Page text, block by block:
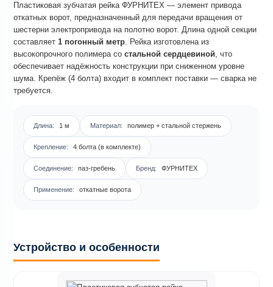
Пластиковая зубчатая рейка ФУРНИТЕХ — элемент привода
откатных ворот, предназначенный для передачи вращения от
шестерни электропривода на полотно ворот. Длина одной секции
составляет 1 погонный метр. Рейка изготовлена из
высокопрочного полимера со стальной сердцевиной, что
обеспечивает надёжность конструкции при сниженном уровне
шума. Крепёж (4 болта) входит в комплект поставки — сварка не
требуется.
Длина: 1 м Материал: полимер + стальной стержень
Крепление: 4 болта (в комплекте)
Соединение: паз-гребень Бренд: ФУРНИТЕХ
Применение: откатные ворота
Устройство и особенности